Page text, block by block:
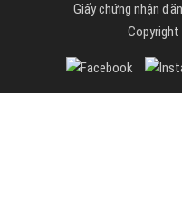
Giấy chứng nhận